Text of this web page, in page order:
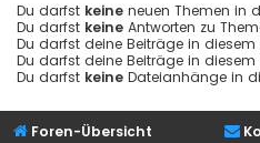
Du darfst keine neuen Themen in
Du darfst keine Antworten zu
Du darfst deine Beiträge in diesem
Du darfst deine Beiträge in diesem
Du darfst keine Dateianhänge in
Foren-Übersicht